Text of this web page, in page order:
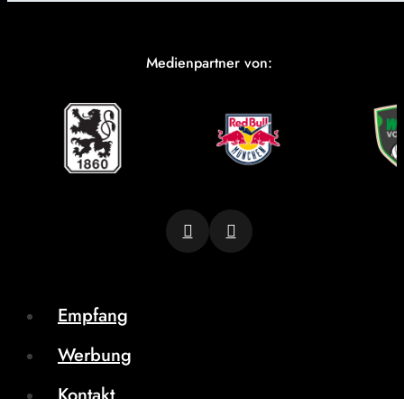
Medienpartner von:
Empfang
Werbung